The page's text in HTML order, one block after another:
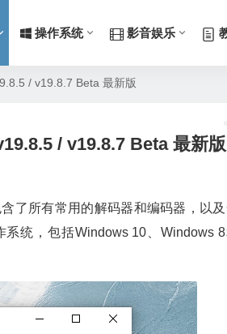
操作系统 影音娱乐
/ v19.8.7 Beta 最新版
/ v19.8.7 Beta 最新版
了所有常用的解码器和编码器，以
统，包括Windows 10、Windows